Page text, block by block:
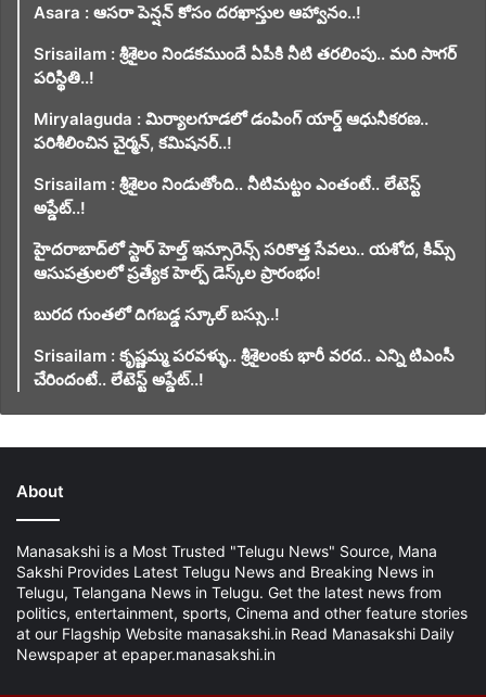
Asara : ఆసరా పెన్షన్ కోసం దరఖాస్తుల ఆహ్వానం..!
Srisailam : శ్రీశైలం నిండకముందే ఏపీకి నీటి తరలింపు.. మరి సాగర్
పరిస్థితి..!
Miryalaguda : మిర్యాలగూడలో డంపింగ్ యార్డ్ ఆధునీకరణ..
పరిశీలించిన చైర్మన్, కమిషనర్..!
Srisailam : శ్రీశైలం నిండుతోంది.. నీటిమట్టం ఎంతంటే.. లేటెస్ట్
అప్డేట్..!
హైదరాబాద్‌లో స్టార్ హెల్త్ ఇన్సూరెన్స్ సరికొత్త సేవలు.. యశోద, కిమ్స్
ఆసుపత్రులలో ప్రత్యేక హెల్ప్ డెస్క్‌ల ప్రారంభం!
బురద గుంతలో దిగబడ్డ స్కూల్ బస్సు..!
Srisailam : కృష్ణమ్మ పరవళ్ళు.. శ్రీశైలంకు భారీ వరద.. ఎన్ని టిఎంసీ
చేరిందంటే.. లేటెస్ట్ అప్డేట్..!
About
Manasakshi is a Most Trusted "Telugu News" Source, Mana
Sakshi Provides Latest Telugu News and Breaking News in
Telugu, Telangana News in Telugu. Get the latest news from
politics, entertainment, sports, Cinema and other feature stories
at our Flagship Website manasakshi.in Read Manasakshi Daily
Newspaper at epaper.manasakshi.in